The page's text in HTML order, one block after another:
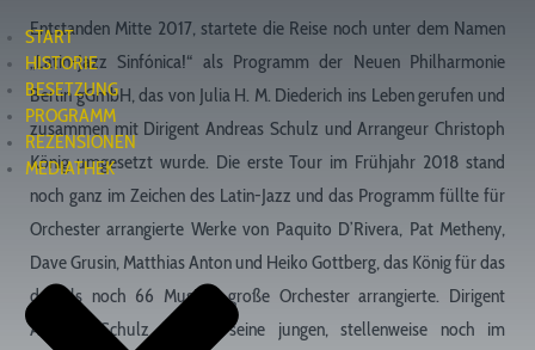
START
HISTORIE
BESETZUNG
PROGRAMM
REZENSIONEN
MEDIATHEK
Entstanden Mitte 2017, startete die Reise noch unter dem Namen
„Latin-Jazz Sinfónica!“ als Programm der Neuen Philharmonie
Berlin gGmbH, das von Julia H. M. Diederich ins Leben gerufen und
zusammen mit Dirigent Andreas Schulz und Arrangeur Christoph
König umgesetzt wurde. Die erste Tour im Frühjahr 2018 stand
noch ganz im Zeichen des Latin-Jazz und das Programm füllte für
Orchester arrangierte Werke von Paquito D’Rivera, Pat Metheny,
Dave Grusin, Matthias Anton und Heiko Gottberg, das König für das
damals noch 66 Musiker große Orchester arrangierte. Dirigent
Andreas Schulz brachte seine jungen, stellenweise noch im